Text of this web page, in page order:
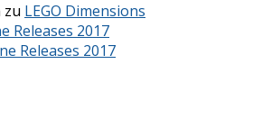
zu LEGO Dimensions
Releases 2017
Releases 2017